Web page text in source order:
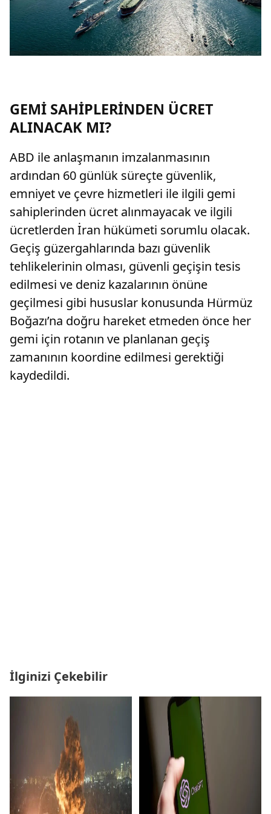
GEMİ SAHİPLERİNDEN ÜCRET
ALINACAK MI?
ABD ile anlaşmanın imzalanmasının
ardından 60 günlük süreçte güvenlik,
emniyet ve çevre hizmetleri ile ilgili gemi
sahiplerinden ücret alınmayacak ve ilgili
ücretlerden İran hükümeti sorumlu olacak.
Geçiş güzergahlarında bazı güvenlik
tehlikelerinin olması, güvenli geçişin tesis
edilmesi ve deniz kazalarının önüne
geçilmesi gibi hususlar konusunda Hürmüz
Boğazı’na doğru hareket etmeden önce her
gemi için rotanın ve planlanan geçiş
zamanının koordine edilmesi gerektiği
kaydedildi.
İlginizi Çekebilir